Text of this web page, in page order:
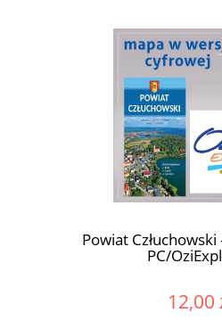
Powiat
PC/
12,00